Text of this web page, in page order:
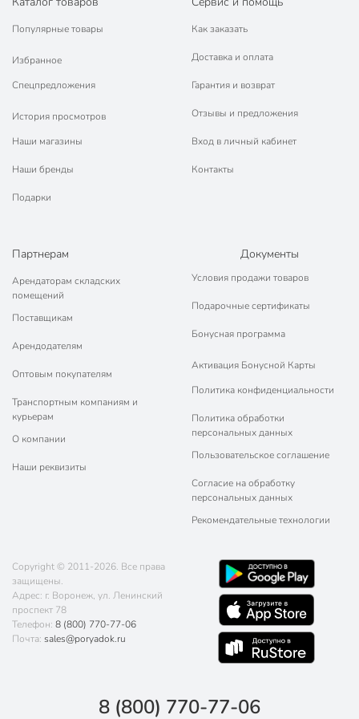
Популярные товары
Избранное
Спецпредложения
История просмотров
Наши магазины
Наши бренды
Подарки
Как заказать
Доставка и оплата
Гарантия и возврат
Отзывы и предложения
Вход в личный кабинет
Контакты
Партнерам
Арендаторам складских
помещений
Поставщикам
Арендодателям
Оптовым покупателям
Транспортным компаниям и
курьерам
О компании
Наши реквизиты
Документы
Условия продажи товаров
Подарочные сертификаты
Бонусная программа
Активация Бонусной Карты
Политика конфиденциальности
Политика обработки
персональных данных
Пользовательское соглашение
Согласие на обработку
персональных данных
Рекомендательные технологии
Copyright © 2011-2026. Все права
защищены.
Адрес: г. Воронеж, ул. Ленинский
проспект 78
Телефон: 8 (800) 770-77-06
Почта: sales@poryadok.ru
8 (800) 770-77-06